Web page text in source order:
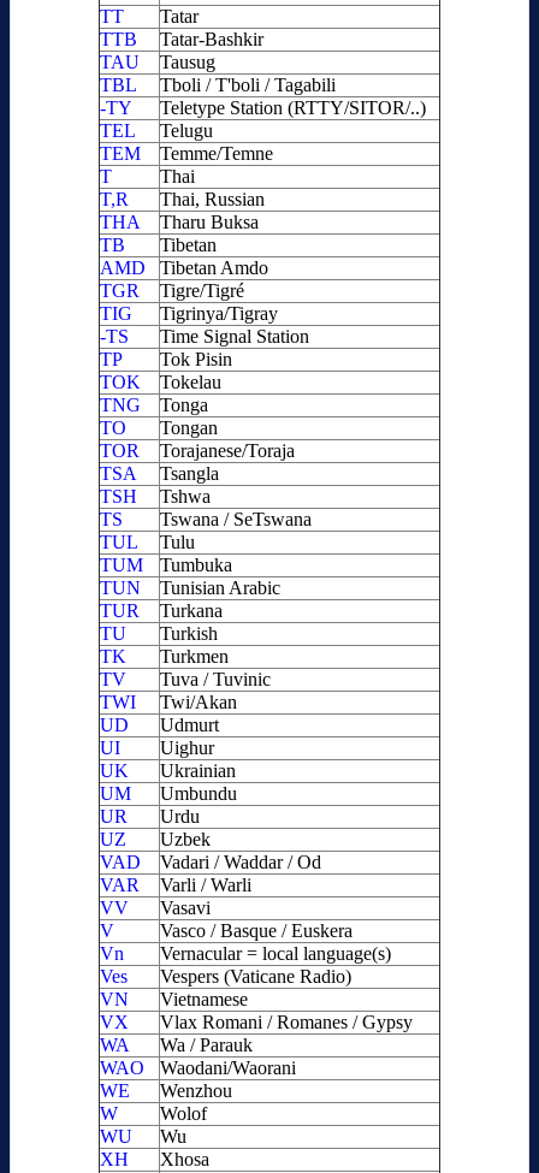
TT
Tatar
TTB
Tatar-Bashkir
TAU
Tausug
TBL
Tboli / T'boli / Tagabili
-TY
Teletype Station (RTTY/SITOR/..)
TEL
Telugu
TEM
Temme/Temne
T
Thai
T,R
Thai, Russian
THA
Tharu Buksa
TB
Tibetan
AMD
Tibetan Amdo
TGR
Tigre/Tigré
TIG
Tigrinya/Tigray
-TS
Time Signal Station
TP
Tok Pisin
TOK
Tokelau
TNG
Tonga
TO
Tongan
TOR
Torajanese/Toraja
TSA
Tsangla
TSH
Tshwa
TS
Tswana / SeTswana
TUL
Tulu
TUM
Tumbuka
TUN
Tunisian Arabic
TUR
Turkana
TU
Turkish
TK
Turkmen
TV
Tuva / Tuvinic
TWI
Twi/Akan
UD
Udmurt
UI
Uighur
UK
Ukrainian
UM
Umbundu
UR
Urdu
UZ
Uzbek
VAD
Vadari / Waddar / Od
VAR
Varli / Warli
VV
Vasavi
V
Vasco / Basque / Euskera
Vn
Vernacular = local language(s)
Ves
Vespers (Vaticane Radio)
VN
Vietnamese
VX
Vlax Romani / Romanes / Gypsy
WA
Wa / Parauk
WAO
Waodani/Waorani
WE
Wenzhou
W
Wolof
WU
Wu
XH
Xhosa